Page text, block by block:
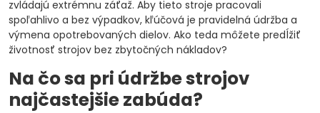
zvládajú extrémnu záťaž. Aby tieto stroje pracovali
spoľahlivo a bez výpadkov, kľúčová je pravidelná údržba a
výmena opotrebovaných dielov. Ako teda môžete predĺžiť
životnosť strojov bez zbytočných nákladov?
Na čo sa pri údržbe strojov
najčastejšie zabúda?